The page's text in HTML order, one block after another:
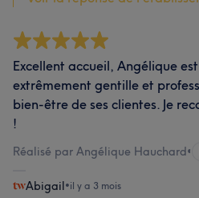
Excellent accueil, Angélique
extrêmement gentille et
bien-être de ses clientes. Je
!
Réalisé par Angélique Hauchard•
Abigail•il y a 3 mois